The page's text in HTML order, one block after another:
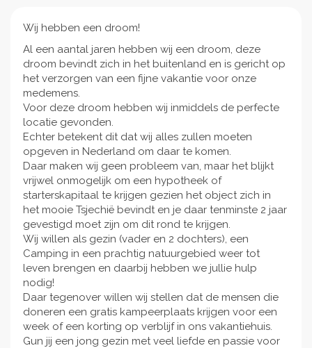
Wij hebben een droom!
Al een aantal jaren hebben wij een droom, deze
droom bevindt zich in het buitenland en is gericht op
het verzorgen van een fijne vakantie voor onze
medemens.
Voor deze droom hebben wij inmiddels de perfecte
locatie gevonden.
Echter betekent dit dat wij alles zullen moeten
opgeven in Nederland om daar te komen.
Daar maken wij geen probleem van, maar het blijkt
vrijwel onmogelijk om een hypotheek of
starterskapitaal te krijgen gezien het object zich in
het mooie Tsjechië bevindt en je daar tenminste 2 jaar
gevestigd moet zijn om dit rond te krijgen.
Wij willen als gezin (vader en 2 dochters), een
Camping in een prachtig natuurgebied weer tot
leven brengen en daarbij hebben we jullie hulp
nodig!
Daar tegenover willen wij stellen dat de mensen die
doneren een gratis kampeerplaats krijgen voor een
week of een korting op verblijf in ons vakantiehuis.
Gun jij een jong gezin met veel liefde en passie voor